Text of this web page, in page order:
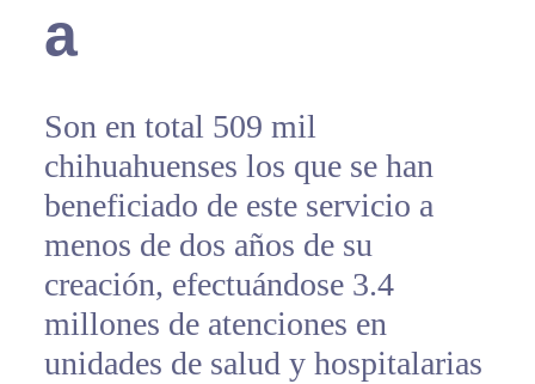
a
Son en total 509 mil
chihuahuenses los que se han
beneficiado de este servicio a
menos de dos años de su
creación, efectuándose 3.4
millones de atenciones en
unidades de salud y hospitalarias